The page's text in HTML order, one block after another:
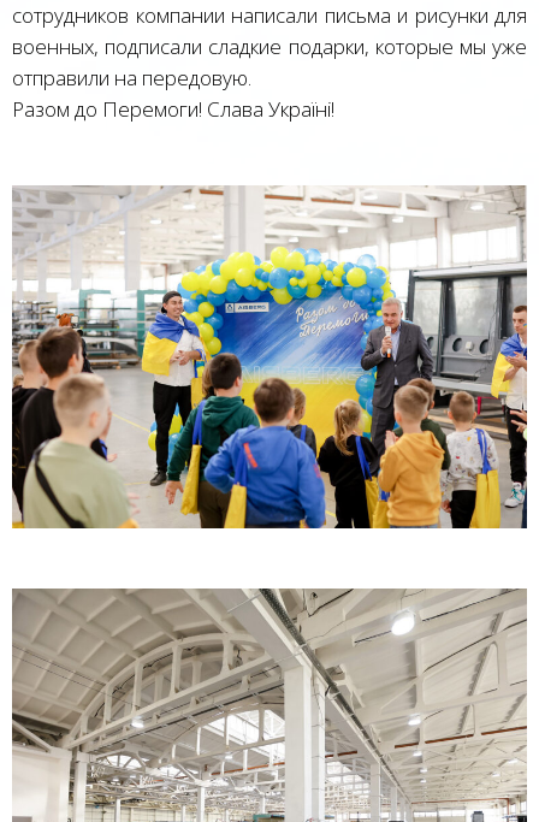
сотрудников компании написали письма и рисунки для
военных, подписали сладкие подарки, которые мы уже
отправили на передовую.
Разом до Перемоги! Слава Україні!